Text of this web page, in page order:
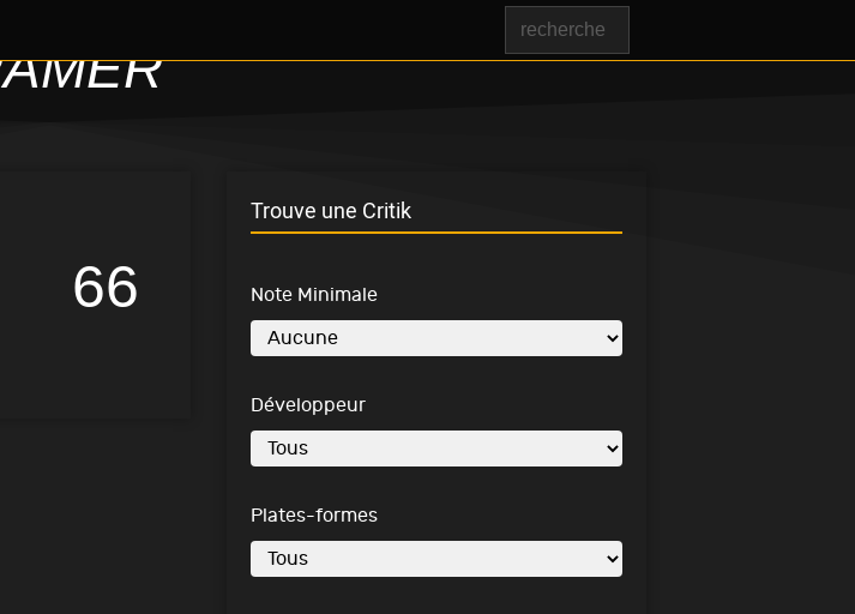
66
Trouve une Critik
Note Minimale
Développeur
Plates-formes